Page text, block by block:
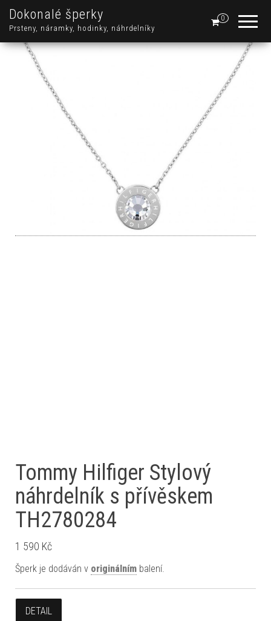
Dokonalé šperky
Prsteny, náramky, hodinky, náhrdelníky
0
Tommy Hilfiger Stylový
náhrdelník s přívěskem
TH2780284
1 590 Kč
Šperk je dodáván v originálním balení.
DETAIL